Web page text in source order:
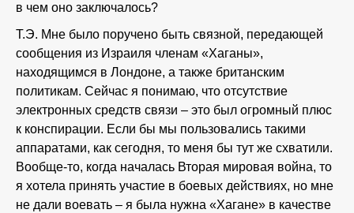
в чем оно заключалось?
Т.Э. Мне было поручено быть связной, передающей
сообщения из Израиля членам «Хаганы»,
находящимся в Лондоне, а также британским
политикам. Сейчас я понимаю, что отсутствие
электронных средств связи – это был огромный плюс
к конспирации. Если бы мы пользовались такими
аппаратами, как сегодня, то меня бы тут же схватили.
Вообще-то, когда началась Вторая мировая война, то
я хотела принять участие в боевых действиях, но мне
не дали воевать – я была нужна «Хагане» в качестве